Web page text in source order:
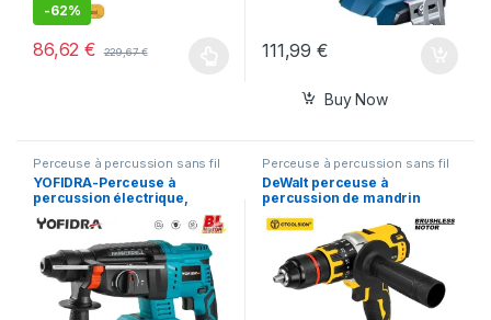
-62%
86,62€ 229,67€ 111,99€
Buy Now
Perceuse à percussion sans fil
YOFIDRA-Perceuse à
percussion électrique,
batterie Makita 18V, 26mm
Perceuse à percussion sans fil
DeWalt perceuse à
percussion de mandrin
13mm